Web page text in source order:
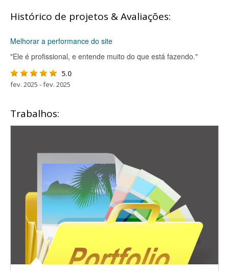
Histórico de projetos & Avaliações:
Melhorar a performance do site
"Ele é profissional, e entende muito do que está fazendo."
5.0
fev. 2025 - fev. 2025
Trabalhos: